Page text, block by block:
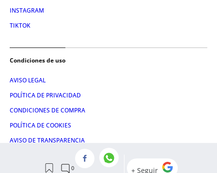
INSTAGRAM
TIKTOK
Condiciones de uso
AVISO LEGAL
POLÍTICA DE PRIVACIDAD
CONDICIONES DE COMPRA
POLÍTICA DE COOKIES
AVISO DE TRANSPARENCIA